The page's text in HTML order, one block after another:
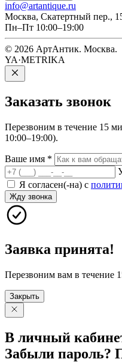
info@artantique.ru
Москва, Скатертный пер.,
Пн–Пт 10:00–19:00
© 2026 АртАнтик. Москва.
YA·METRIKA
Заказать звонок
Перезвоним в течение 15
10:00–19:00).
Ваше имя *
Я согласен(-на) с
Жду звонка
Заявка принята!
Перезвоним вам в течение
Закрыть
В личный
Забыли пароль?